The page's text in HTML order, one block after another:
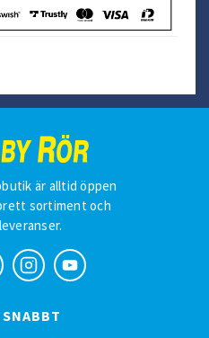
är alltid öppen
sortiment och